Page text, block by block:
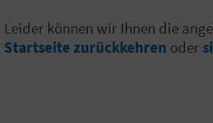
Leider können wir Ihnen die
Startseite zurückkehren oder